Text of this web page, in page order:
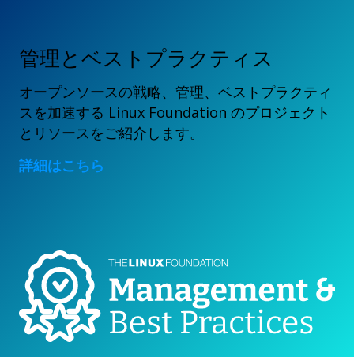
管理とベストプラクティス
オープンソースの戦略、管理、ベストプラクティ
スを加速する Linux Foundation のプロジェクト
とリソースをご紹介します。
詳細はこちら